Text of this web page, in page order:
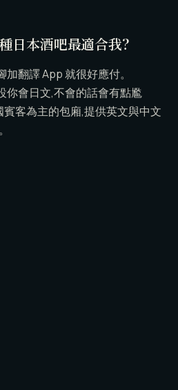
日本酒吧最適合我?
翻譯 App 就很好應付。
你會日文,不會的話會有點尷
賓客為主的包廂,提供英文與中文